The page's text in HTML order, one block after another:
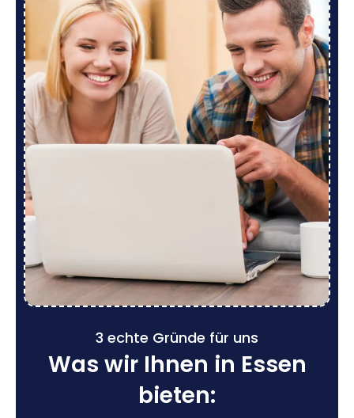
3 echte Gründe für uns
Was wir Ihnen in Essen
bieten: